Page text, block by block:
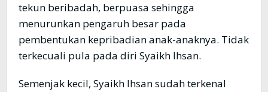
tekun beribadah, berpuasa sehingga
menurunkan pengaruh besar pada
pembentukan kepribadian anak-anaknya. Tidak
terkecuali pula pada diri Syaikh Ihsan.
Semenjak kecil, Syaikh Ihsan sudah terkenal